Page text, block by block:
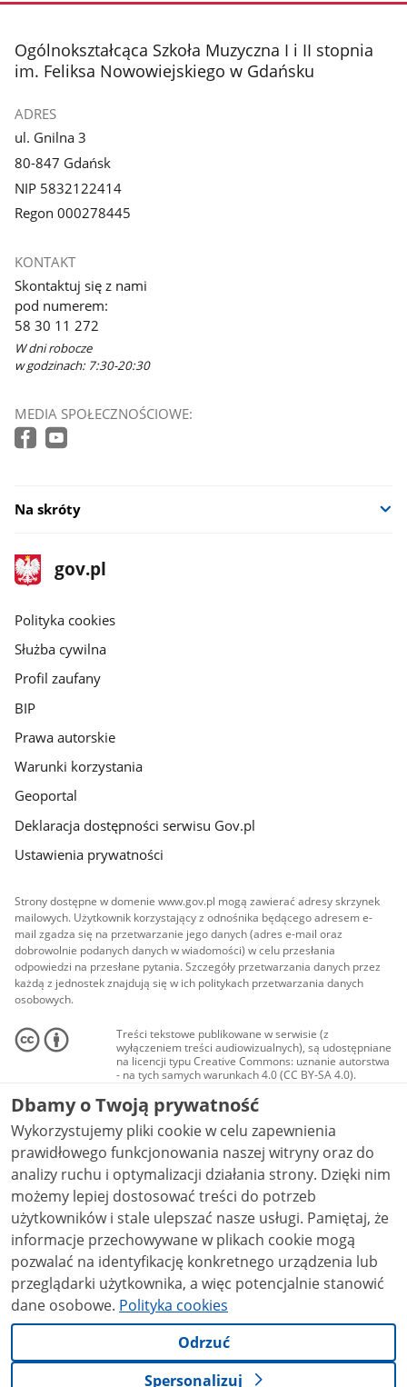
stopka
Ogólnokształcąca Szkoła Muzyczna I i II stopnia
im. Feliksa Nowowiejskiego w Gdańsku
ADRES
ul. Gnilna 3
80-847 Gdańsk
NIP 5832122414
Regon 000278445
KONTAKT
Skontaktuj się z nami
pod numerem:
58 30 11 272
W dni robocze
w godzinach: 7:30-20:30
MEDIA SPOŁECZNOŚCIOWE:
Na skróty
stopka
gov.pl
Strona
gov.pl
gov.pl
Polityka cookies
Służba cywilna
Profil zaufany
BIP
Prawa autorskie
Warunki korzystania
Geoportal
Deklaracja dostępności serwisu Gov.pl
Ustawienia prywatności
Strony dostępne w domenie www.gov.pl mogą zawierać adresy skrzynek
mailowych. Użytkownik korzystający z odnośnika będącego adresem e-
mail zgadza się na przetwarzanie jego danych (adres e-mail oraz
dobrowolnie podanych danych w wiadomości) w celu przesłania
odpowiedzi na przesłane pytania. Szczegóły przetwarzania danych przez
każdą z jednostek znajdują się w ich politykach przetwarzania danych
osobowych.
Treści tekstowe publikowane w serwisie (z
wyłączeniem treści audiowizualnych), są udostępniane
na licencji typu Creative Commons: uznanie autorstwa
- na tych samych warunkach 4.0 (CC BY-SA 4.0).
Materiały audiowizualne, w tym zdjęcia, materiały
audio i wideo, są udostępniane na licencji typu
Creative Commons: uznanie autorstwa użycie
niekomercyjne - bez utworów zależnych 4.0 (CC BY-
NC-ND 4.0), o ile nie jest to stwierdzone inaczej.
Dbamy o Twoją prywatność
Wykorzystujemy pliki cookie w celu zapewnienia
prawidłowego funkcjonowania naszej witryny oraz do
analizy ruchu i optymalizacji działania strony. Dzięki nim
możemy lepiej dostosować treści do potrzeb
użytkowników i stale ulepszać nasze usługi. Pamiętaj, że
informacje przechowywane w plikach cookie mogą
pozwalać na identyfikację konkretnego urządzenia lub
przeglądarki użytkownika, a więc potencjalnie stanowić
dane osobowe. Polityka cookies
Odrzuć
Spersonalizuj